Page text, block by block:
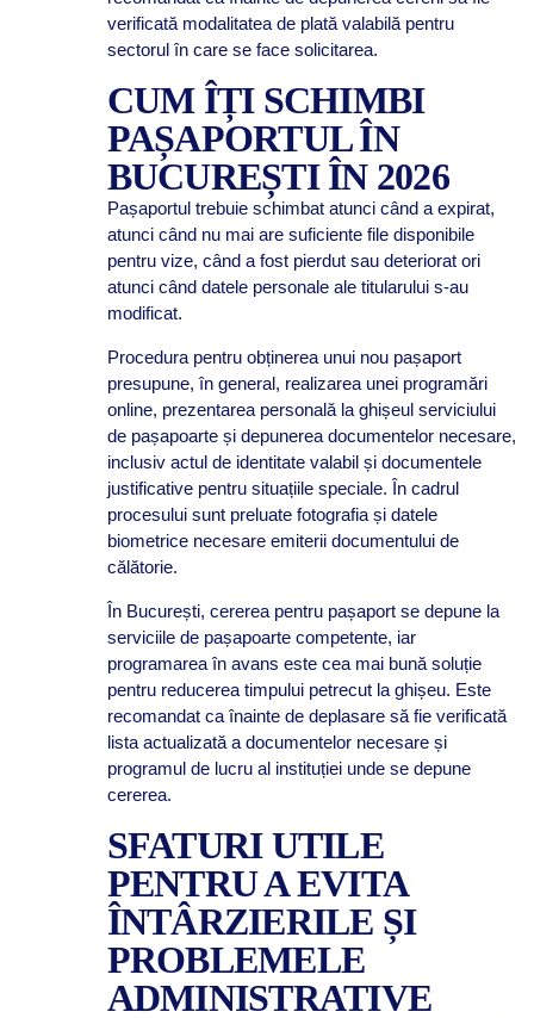
verificată modalitatea de plată valabilă pentru
sectorul în care se face solicitarea.
CUM ÎȚI SCHIMBI
PAȘAPORTUL ÎN
BUCUREȘTI ÎN 2026
Pașaportul trebuie schimbat atunci când a expirat,
atunci când nu mai are suficiente file disponibile
pentru vize, când a fost pierdut sau deteriorat ori
atunci când datele personale ale titularului s-au
modificat.
Procedura pentru obținerea unui nou pașaport
presupune, în general, realizarea unei programări
online, prezentarea personală la ghișeul serviciului
de pașapoarte și depunerea documentelor necesare,
inclusiv actul de identitate valabil și documentele
justificative pentru situațiile speciale. În cadrul
procesului sunt preluate fotografia și datele
biometrice necesare emiterii documentului de
călătorie.
În București, cererea pentru pașaport se depune la
serviciile de pașapoarte competente, iar
programarea în avans este cea mai bună soluție
pentru reducerea timpului petrecut la ghișeu. Este
recomandat ca înainte de deplasare să fie verificată
lista actualizată a documentelor necesare și
programul de lucru al instituției unde se depune
cererea.
SFATURI UTILE
PENTRU A EVITA
ÎNTÂRZIERILE ȘI
PROBLEMELE
ADMINISTRATIVE